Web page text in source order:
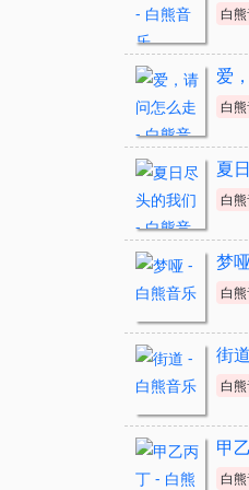
白
爱
白
夏
白
梦哑
白
街道
白
甲
白